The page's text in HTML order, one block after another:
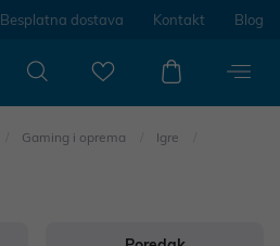
Besplatna dostava Kontakt Blog
Gaming i oprema Igre